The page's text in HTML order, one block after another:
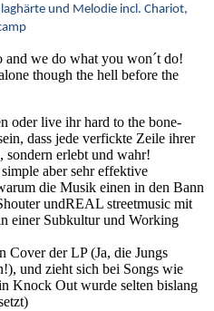
und Melodie incl. Chariot,
we do what you won´t do!
though the hell before the
oder live ihr hard to the bone-
dass jede verfickte Zeile ihrer
sondern erlebt und wahr!
aber sehr effektive
die Musik einen in den Bann
undREAL streetmusic mit
einer Subkultur und Working
Cover der LP (Ja, die Jungs
und zieht sich bei Songs wie
Knock Out wurde selten bislang